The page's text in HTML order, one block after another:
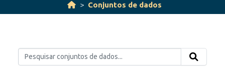
Conjuntos de dados